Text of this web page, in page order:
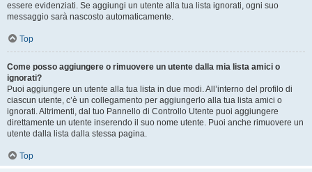
essere evidenziati. Se aggiungi un utente alla tua lista ignorati, ogni suo
messaggio sarà nascosto automaticamente.
Top
Come posso aggiungere o rimuovere un utente dalla mia lista amici o
ignorati?
Puoi aggiungere un utente alla tua lista in due modi. All’interno del profilo di
ciascun utente, c’è un collegamento per aggiungerlo alla tua lista amici o
ignorati. Altrimenti, dal tuo Pannello di Controllo Utente puoi aggiungere
direttamente un utente inserendo il suo nome utente. Puoi anche rimuovere un
utente dalla lista dalla stessa pagina.
Top